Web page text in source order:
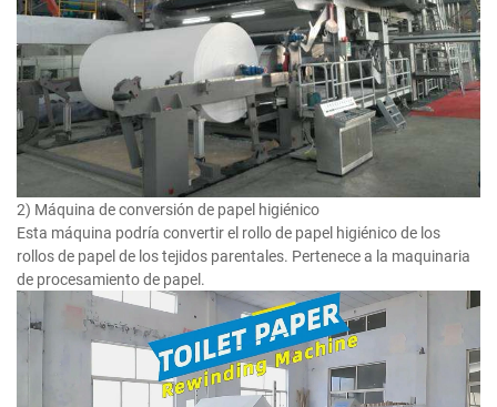
2) Máquina de conversión de papel higiénico
Esta máquina podría convertir el rollo de papel higiénico de los
rollos de papel de los tejidos parentales. Pertenece a la maquinaria
de procesamiento de papel.